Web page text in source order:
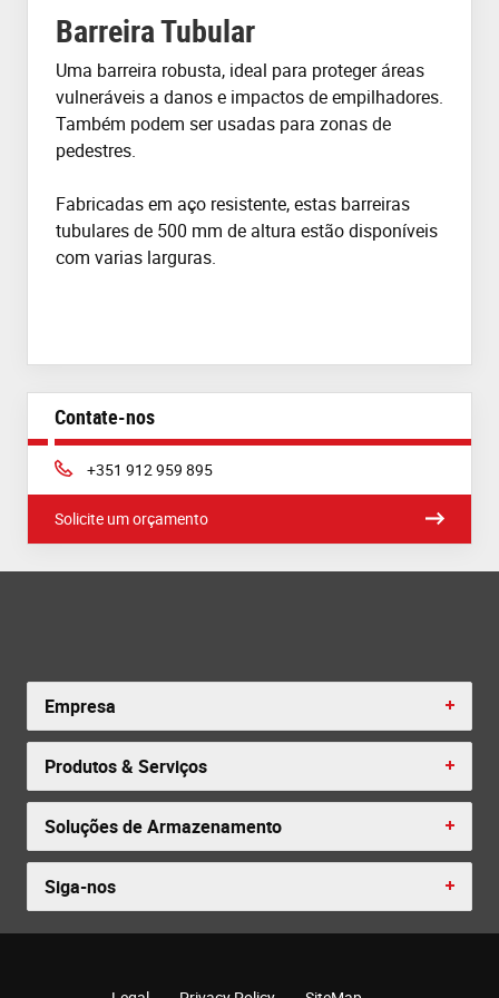
Barreira Tubular
Uma barreira robusta, ideal para proteger áreas
vulneráveis a danos e impactos de empilhadores.
Também podem ser usadas para zonas de
pedestres.
Fabricadas em aço resistente, estas barreiras
tubulares de 500 mm de altura estão disponíveis
com varias larguras.
Contate-nos
Phone:
+351 912 959 895
Solicite um orçamento
Empresa
Produtos & Serviços
Soluções de Armazenamento
Siga-nos